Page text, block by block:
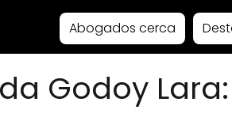
Abogados cerca
Godoy